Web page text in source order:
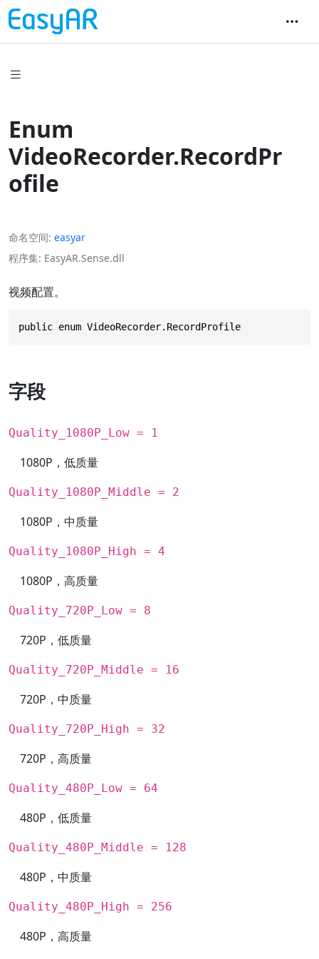
Enum
VideoRecorder.RecordPr
ofile
命名空间 easyar
程序集 EasyAR.Sense.dll
视频配置。
public enum VideoRecorder.RecordProfile
字段
Quality_1080P_Low = 1
1080P，低质量
Quality_1080P_Middle = 2
1080P，中质量
Quality_1080P_High = 4
1080P，高质量
Quality_720P_Low = 8
720P，低质量
Quality_720P_Middle = 16
720P，中质量
Quality_720P_High = 32
720P，高质量
Quality_480P_Low = 64
480P，低质量
Quality_480P_Middle = 128
480P，中质量
Quality_480P_High = 256
480P，高质量